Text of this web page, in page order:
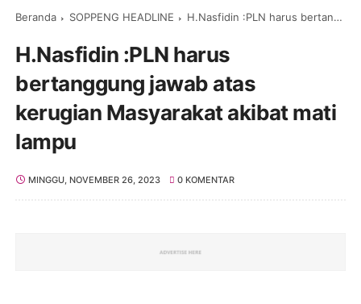
Beranda SOPPENG HEADLINE H.Nasfidin :PLN harus bertanggung jawab atas kerugian Masyarakat akibat mati lampu
H.Nasfidin :PLN harus
bertanggung jawab atas
kerugian Masyarakat akibat mati
lampu
MINGGU, NOVEMBER 26, 2023 0 KOMENTAR